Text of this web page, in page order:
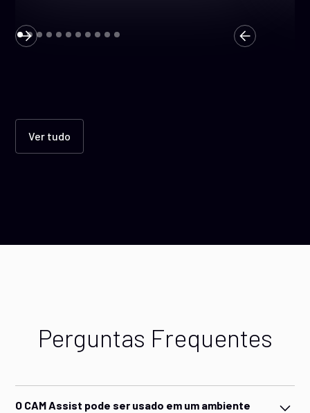
Ver tudo
Perguntas Frequentes
O CAM Assist pode ser usado em um ambiente